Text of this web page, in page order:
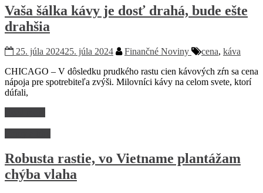
Vaša šálka kávy je dosť drahá, bude ešte
drahšia
25. júla 202425. júla 2024 Finančné Noviny cena, káva
CHICAGO – V dôsledku prudkého rastu cien kávových zŕn sa cena
nápoja pre spotrebiteľa zvýši. Milovníci kávy na celom svete, ktorí
dúfali,
Robusta rastie, vo Vietname plantážam
chýba vlaha